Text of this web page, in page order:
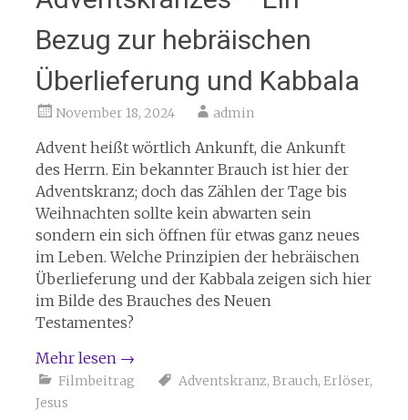
Bezug zur hebräischen
Überlieferung und Kabbala
November 18, 2024 admin
Advent heißt wörtlich Ankunft, die Ankunft
des Herrn. Ein bekannter Brauch ist hier der
Adventskranz; doch das Zählen der Tage bis
Weihnachten sollte kein abwarten sein
sondern ein sich öffnen für etwas ganz neues
im Leben. Welche Prinzipien der hebräischen
Überlieferung und der Kabbala zeigen sich hier
im Bilde des Brauches des Neuen
Testamentes?
Mehr lesen →
Filmbeitrag Adventskranz, Brauch, Erlöser,
Jesus